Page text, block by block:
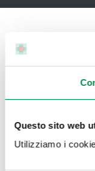
Questo sito web
Utilizziamo i